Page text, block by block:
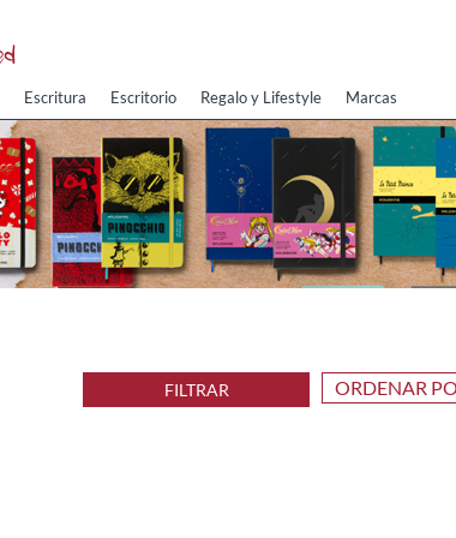
Escritura Escritorio Regalo y Lifestyle Marcas
FILTRAR